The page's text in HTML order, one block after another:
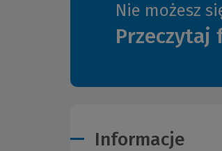
Nie możesz
Informacje